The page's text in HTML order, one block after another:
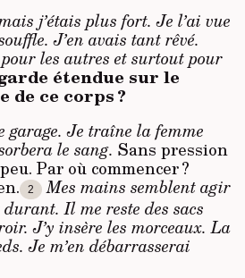
j’étais plus fort. Je l’ai vue
J’en avais tant rêvé.
pour les autres et surtout pour
étendue sur le
de ce corps ?
garage. Je traîne la femme
le sang. Sans pression
Par où commencer ?
2
Mes mains semblent agir
Il me reste des sacs
J’y insère les morceaux. La
Je m’en débarrasserai